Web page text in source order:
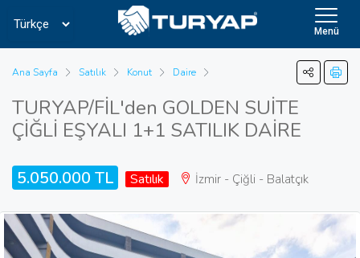
Menü
Ana Sayfa Satılık Konut Daire
TURYAP/FİL'den GOLDEN SUİTE
ÇİĞLİ EŞYALI 1+1 SATILIK DAİRE
5.050.000 TL Satılık İzmir - Çiğli - Balatçık